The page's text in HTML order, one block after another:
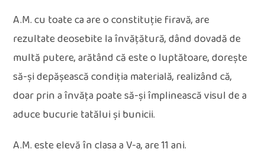
A.M. cu toate ca are o constituție firavă, are
rezultate deosebite la învățătură, dând dovadă de
multă putere, arătând că este o luptătoare, dorește
să-și depășească condiția materială, realizând că,
doar prin a învăța poate să-și împlinească visul de a
aduce bucurie tatălui și bunicii.
A.M. este elevă în clasa a V-a, are 11 ani.